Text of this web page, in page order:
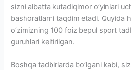
sizni albatta kutadiqimor o’yinlari
bashoratlarni taqdim etadi. Quyida
o’zimizning 100 foiz bepul sport
guruhlari keltirilgan.
Boshqa tadbirlarda bo’lgani kabi,